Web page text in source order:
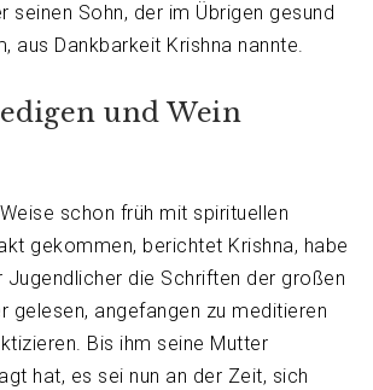
seinen Sohn, der im Übrigen gesund
aus Dankbarkeit Krishna nannte.
und Wein
schon früh mit spirituellen
gekommen, berichtet Krishna, habe
Jugendlicher die Schriften der großen
gelesen, angefangen zu meditieren
Bis ihm seine Mutter
hat, es sei nun an der Zeit, sich